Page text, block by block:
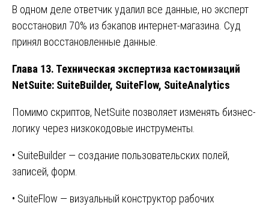
В одном деле ответчик удалил все данные, но эксперт
восстановил 70% из бэкапов интернет-магазина. Суд
принял восстановленные данные.
Глава 13. Техническая экспертиза кастомизаций
NetSuite: SuiteBuilder, SuiteFlow, SuiteAnalytics
Помимо скриптов, NetSuite позволяет изменять бизнес-
логику через низкокодовые инструменты.
• SuiteBuilder — создание пользовательских полей,
записей, форм.
• SuiteFlow — визуальный конструктор рабочих